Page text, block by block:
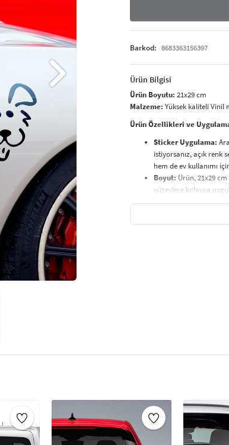
Barkod: 8683363156397
Ürün Bilgisi
Ürün Boyutu: 21x29 cm
Malzeme: Yüksek kaliteli Vinil
Ürün Özellikleri ve
Sticker Uygulama:
istiyorsanız, açık renk
hem de ev kullanımı
Boyut: Ürün, 21x29
yüzeylere kolayca
ile silerek
nemlere karşı
karşı dirençlidir, uzun
şekilde tasarlanır ve çeşitli
daha özgün hale getirme
mesajlar veya dekoratif